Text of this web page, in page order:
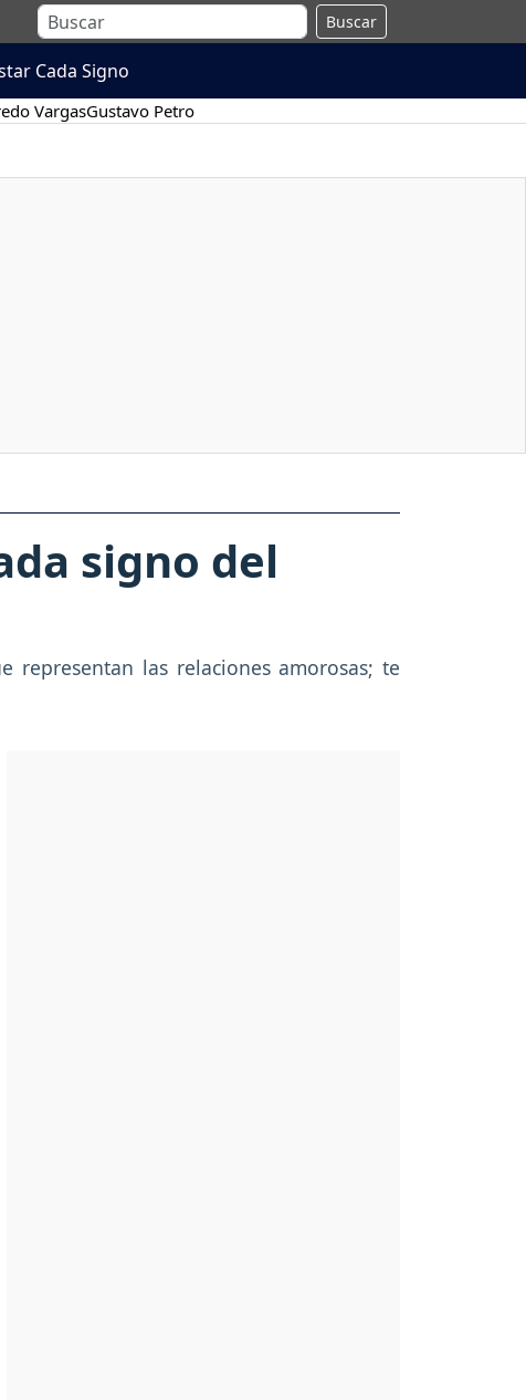
Buscar
Cada Signo
VargasGustavo Petro
signo del
las relaciones amorosas; te